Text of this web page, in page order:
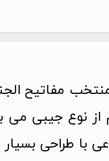
مفاتیح
از نوع جیبی
با طراحی